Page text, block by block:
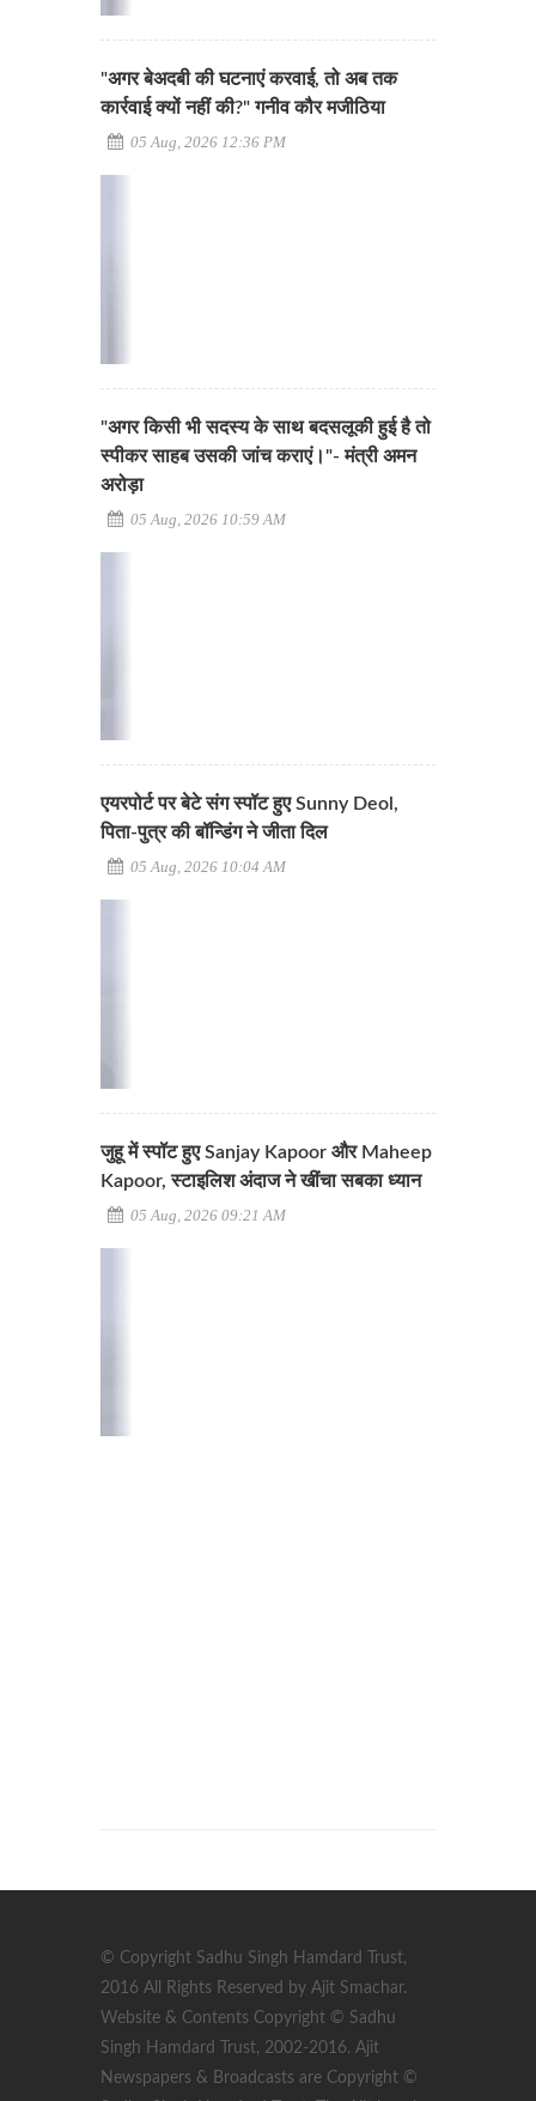
"अगर बेअदबी की घटनाएं करवाई, तो अब तक
कार्रवाई क्यों नहीं की?" गनीव कौर मजीठिया
05 Aug, 2026 12:36 PM
"अगर किसी भी सदस्य के साथ बदसलूकी हुई है तो
स्पीकर साहब उसकी जांच कराएं।"- मंत्री अमन
अरोड़ा
05 Aug, 2026 10:59 AM
एयरपोर्ट पर बेटे संग स्पॉट हुए Sunny Deol,
पिता-पुत्र की बॉन्डिंग ने जीता दिल
05 Aug, 2026 10:04 AM
जुहू में स्पॉट हुए Sanjay Kapoor और Maheep
Kapoor, स्टाइलिश अंदाज ने खींचा सबका ध्यान
05 Aug, 2026 09:21 AM
© Copyright Sadhu Singh Hamdard Trust,
2016 All Rights Reserved by Ajit Smachar.
Website & Contents Copyright © Sadhu
Singh Hamdard Trust, 2002-2016. Ajit
Newspapers & Broadcasts are Copyright ©